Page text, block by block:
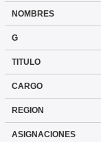
NOMBRES
G
TITULO
CARGO
REGION
ASIGNACIONES